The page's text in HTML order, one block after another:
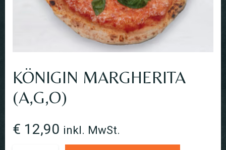
KÖNIGIN MARGHERITA
(A,G,O)
€ 12,90 inkl. MwSt.